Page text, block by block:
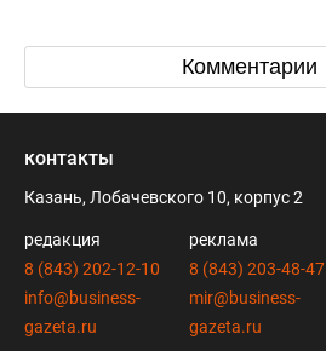
Комментарии
контакты
Казань, Лобачевского 10, корпус 2
редакция
8 (843) 202-12-10
info@business-
gazeta.ru
реклама
8 (843) 203-48-47
mir@business-
gazeta.ru